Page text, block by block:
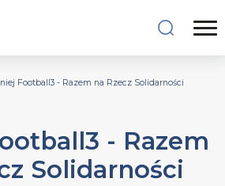
Football3 - Razem na Rzecz Solidarności
- Razem
Solidarności